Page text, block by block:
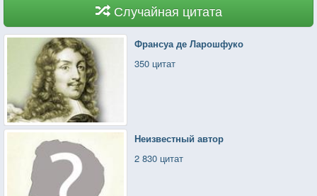
Случайная цитата
Франсуа де Ларошфуко
350 цитат
Неизвестный автор
2 830 цитат